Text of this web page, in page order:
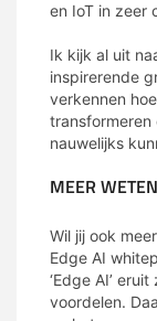
en IoT in zeer
Ik kijk al uit
inspirerende
verkennen
transformeren
nauwelijks
MEER WETEN
Wil jij ook
Edge AI
‘Edge AI’
voordelen.